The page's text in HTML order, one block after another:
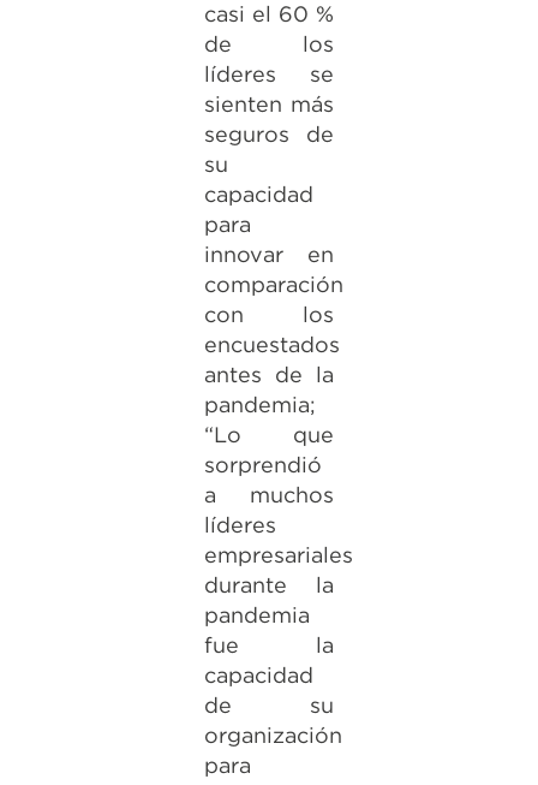
casi el 60 %
de los
líderes se
sienten más
seguros de
su
capacidad
para
innovar en
comparación
con los
encuestados
antes de la
pandemia;
“Lo que
sorprendió
a muchos
líderes
empresariales
durante la
pandemia
fue la
capacidad
de su
organización
para